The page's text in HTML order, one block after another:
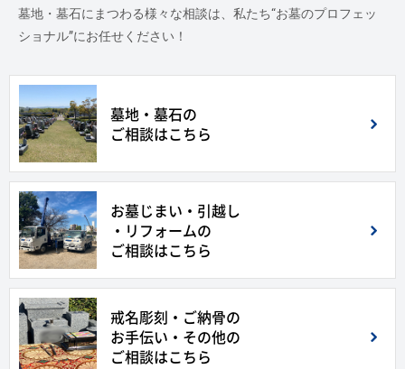
墓地・墓石にまつわる様々な相談は、私たち“お墓のプロフェッ
ショナル”にお任せください！
墓地・墓石の
ご相談はこちら
お墓じまい・引越し
・リフォームの
ご相談はこちら
戒名彫刻・ご納骨の
お手伝い・その他の
ご相談はこちら